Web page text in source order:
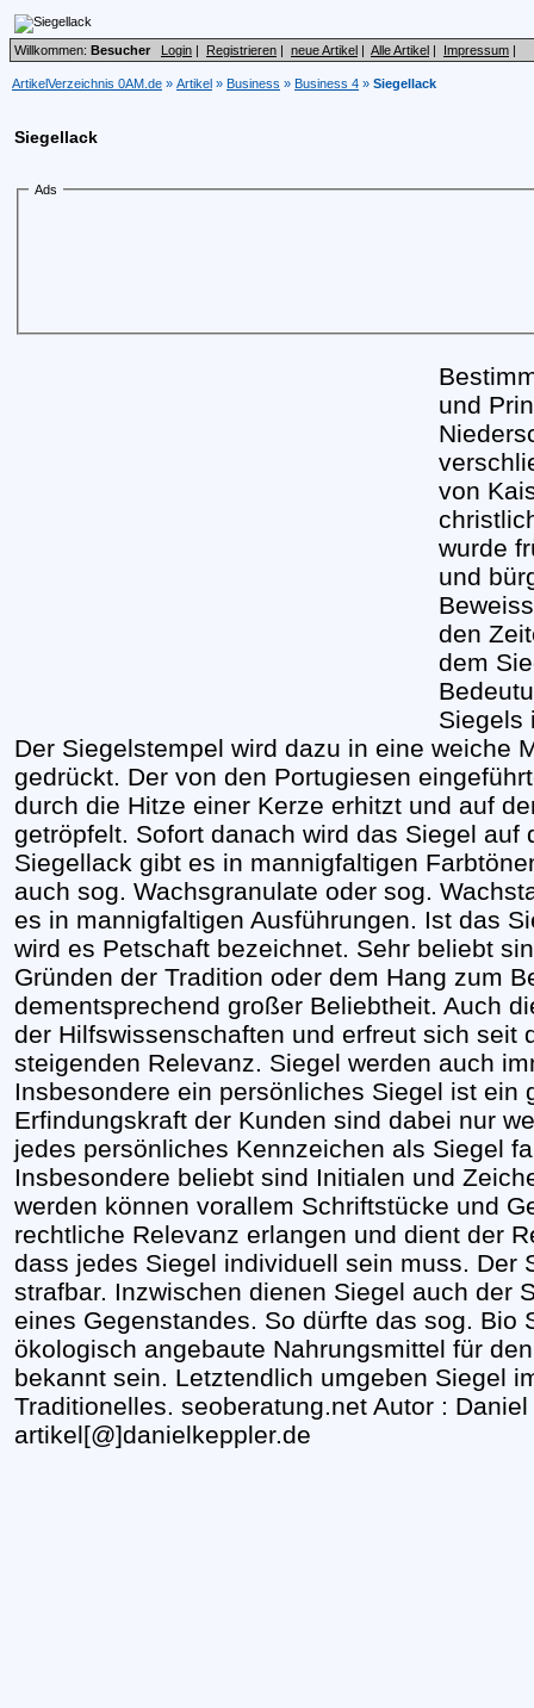
Willkommen: Besucher Login | Registrieren | neue Artikel | Alle Artikel | Impressum |
ArtikelVerzeichnis 0AM.de » Artikel » Business » Business 4 » Siegellack
Siegellack
Ads
und
von
wurde
und
den
dem
Siegels
Der Siegelstempel wird dazu in eine weiche
gedrückt. Der von den Portugiesen
durch die Hitze einer Kerze erhitzt und auf
getröpfelt. Sofort danach wird das Siegel auf
Siegellack gibt es in mannigfaltigen
auch sog. Wachsgranulate oder sog.
es in mannigfaltigen Ausführungen. Ist das
wird es Petschaft bezeichnet. Sehr beliebt
Gründen der Tradition oder dem Hang zum
dementsprechend großer Beliebtheit. Auch
der Hilfswissenschaften und erfreut sich seit
steigenden Relevanz. Siegel werden auch
Insbesondere ein persönliches Siegel ist ein
Erfindungskraft der Kunden sind dabei nur
jedes persönliches Kennzeichen als Siegel
Insbesondere beliebt sind Initialen und
werden können vorallem Schriftstücke und
rechtliche Relevanz erlangen und dient der
dass jedes Siegel individuell sein muss. Der
strafbar. Inzwischen dienen Siegel auch der
eines Gegenstandes. So dürfte das sog. Bio
ökologisch angebaute Nahrungsmittel für
bekannt sein. Letztendlich umgeben Siegel
Traditionelles. seoberatung.net Autor :
artikel[@]danielkeppler.de